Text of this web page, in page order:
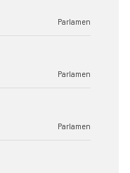
Parlamen
Parlamen
Parlamen